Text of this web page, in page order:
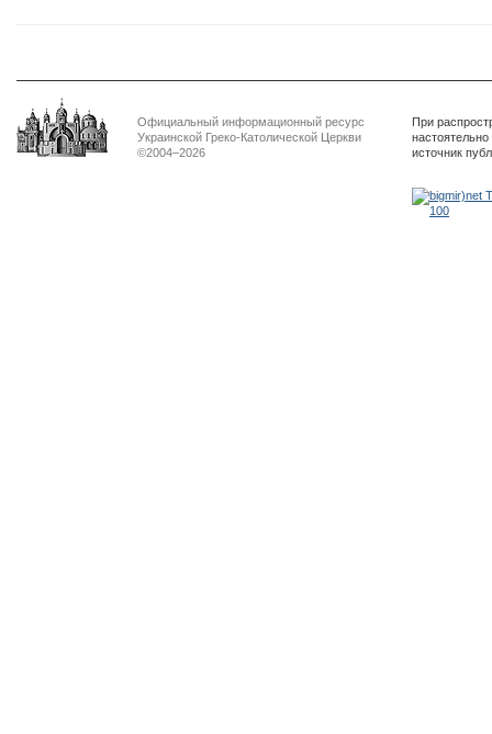
Официальный информационный ресурс
Украинской Греко-Католической Церкви
©2004–2026
При
источник